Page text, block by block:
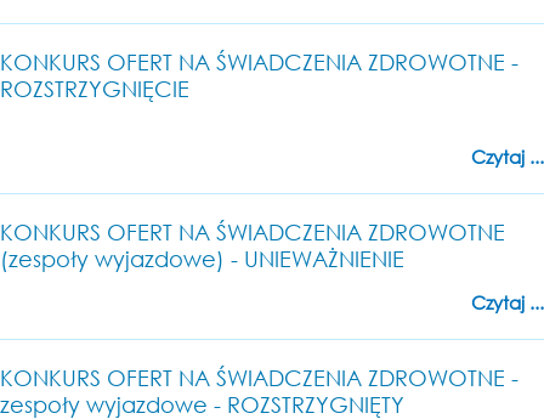
KONKURS OFERT NA ŚWIADCZENIA ZDROWOTNE -
ROZSTRZYGNIĘCIE
Czytaj ...
KONKURS OFERT NA ŚWIADCZENIA ZDROWOTNE
(zespoły wyjazdowe) - UNIEWAŻNIENIE
Czytaj ...
KONKURS OFERT NA ŚWIADCZENIA ZDROWOTNE -
zespoły wyjazdowe - ROZSTRZYGNIĘTY